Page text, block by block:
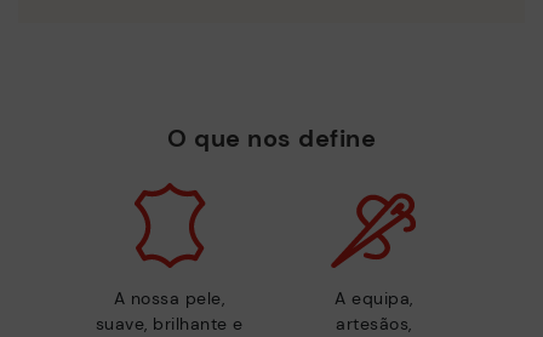
O que nos define
A nossa pele,
suave, brilhante e
A equipa,
artesãos,